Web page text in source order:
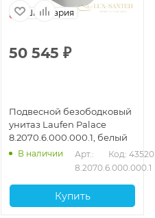
Швейцария
50 545 ₽
Подвесной безободковый
унитаз Laufen Palace
8.2070.6.000.000.1, белый
В наличии
Арт.:
8.2070.6.000.000.1
Код: 43520
Купить